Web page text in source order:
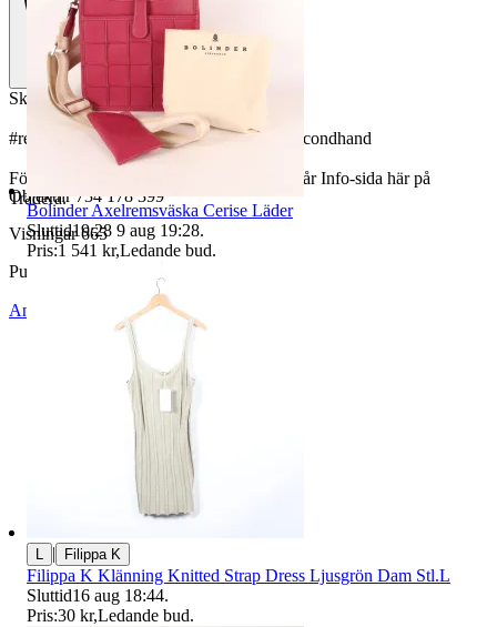
Skick: Gott begagnat skick.
#retro #vintage #samlarobjekt #design #secondhand
För butiksinformation och köpvillkor, se vår Info-sida här på
Tradera.
Objektnr 734 178 399
Visningar 665
Publicerad
Anmäl Sälj liknande
Bolinder Axelremsväska Cerise Läder
Sluttid19:28 9 aug 19:28.
Pris:1 541 kr,Ledande bud.
L | Filippa K
Filippa K Klänning Knitted Strap Dress Ljusgrön Dam Stl.L
Sluttid16 aug 18:44.
Pris:30 kr,Ledande bud.